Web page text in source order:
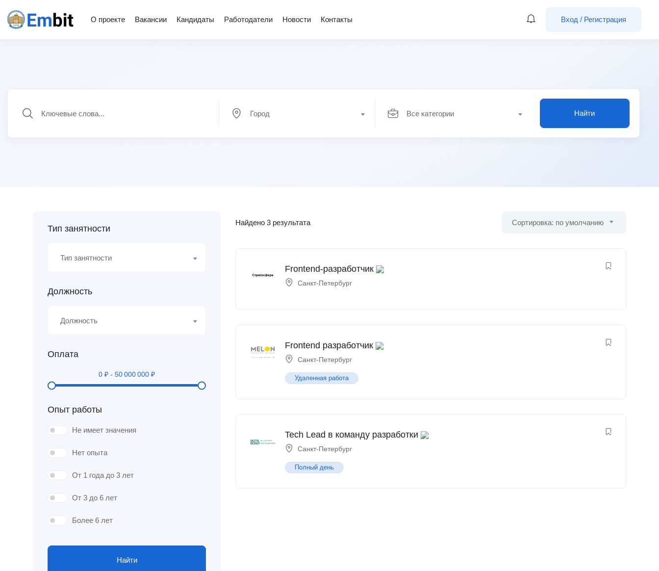
О проекте Вакансии Кандидаты Работодатели Новости Контакты Вход / Регистрация
Город Все категории Найти
Тип занятности
Тип занятности
Должность
Должность
Оплата
0 ₽ - 50 000 000 ₽
Опыт работы
Не имеет значения
Нет опыта
От 1 года до 3 лет
От 3 до 6 лет
Более 6 лет
Найти
Найдено 3 результата Сортировка: по умолчанию
Frontend-разработчик
Санкт-Петербург
Frontend разработчик
Санкт-Петербург
Удаленная работа
Tech Lead в команду разработки
Санкт-Петербург
Полный день